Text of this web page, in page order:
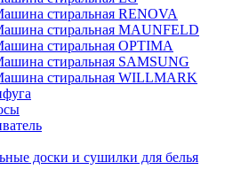
стиральная RENOVA
стиральная MAUNFELD
стиральная OPTIMA
стиральная SAMSUNG
стиральная WILLMARK
доски и сушилки для белья